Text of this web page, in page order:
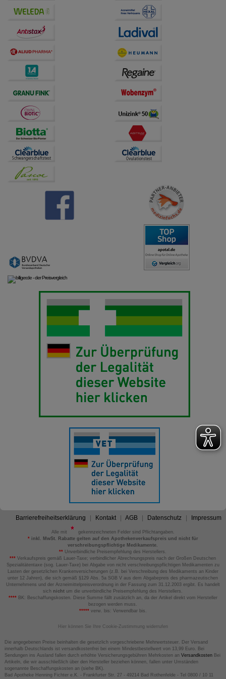
Bitte beachten Sie, dass Daten hierfür teilweise an
Dritte wie z.B. Google oder soziale Medien
übertragen werden.
Barrierefreiheitserklärung Kontakt AGB Datenschutz Impressum
Alle mit
gekennzeichneten Felder sind Pflichtangaben.
*inkl. MwSt. Rabatte gelten auf den Apothekenverkaufspreis und nicht für
verschreibungspflichtige Medikamente.
** Unverbindliche Preisempfehlung des Herstellers.
*** Verkaufspreis gemäß Lauer-Taxe; verbindlicher Abrechnungspreis nach der Großen Deutschen
Spezialitätentaxe (sog. Lauer-Taxe) bei Abgabe von nicht verschreibungspflichtigen Medikamenten zu
Lasten der gesetzlichen Krankenversicherungen (z.B. bei Verschreibung des Medikaments an Kinder
unter 12 Jahren), die sich gemäß §129 Abs. 5a SGB V aus dem Abgabepreis des pharmazeutischen
Unternehmens und der Arzneimittelpreisverordnung in der Fassung zum 31.12.2003 ergibt. Es handelt
sich nicht um die unverbindliche Preisempfehlung des Herstellers.
****BK: Beschaffungskosten. Diese Summe fällt zusätzlich an, da der Artikel direkt vom Hersteller
bezogen werden muss.
*****verw. bis: Verwendbar bis.
Hier können Sie Ihre Cookie-Zustimmung widerrufen
Die angegebenen Preise beinhalten die gesetzlich vorgeschriebene Mehrwertsteuer. Der Versand
innerhalb Deutschlands ist versandkostenfrei bei einem Mindestbestellwert von 13,99 Euro. Bei
Sendungen ins Ausland fallen durch erhöhte Versicherungsgebühren Mehrkosten an VersandkostenBei
Artikeln, die wir ausschließlich über den Hersteller beziehen können, fallen unter Umständen
sogenannte Beschaffungskosten an (siehe BK).
Bad Apotheke Henning Fichter e.K. - Frankfurter Str. 27 - 49214 Bad Rothenfelde - Tel 0800 / 10 11